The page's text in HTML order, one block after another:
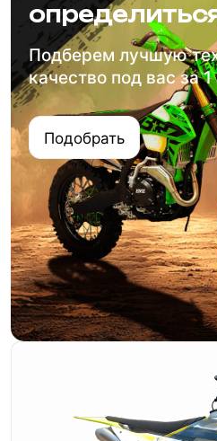
Подберем лучшую
качество под вас за
Подобрать